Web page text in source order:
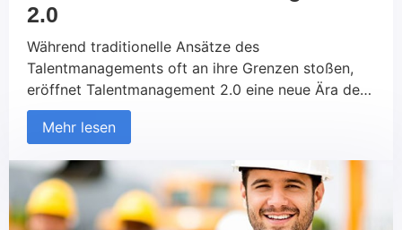
2.0
Während traditionelle Ansätze des
Talentmanagements oft an ihre Grenzen stoßen,
eröffnet Talentmanagement 2.0 eine neue Ära der
Personalentwicklung und Mitarbeiterbindung. Doch
wie können Unternehmen von diesem modernen
Arbeitswelt erfolgreich zu sein?In diesem Artikel
werden wir ausführlich auf genau diese Frage
eingehen. Was ist Talentmanagement?
Mehr lesen